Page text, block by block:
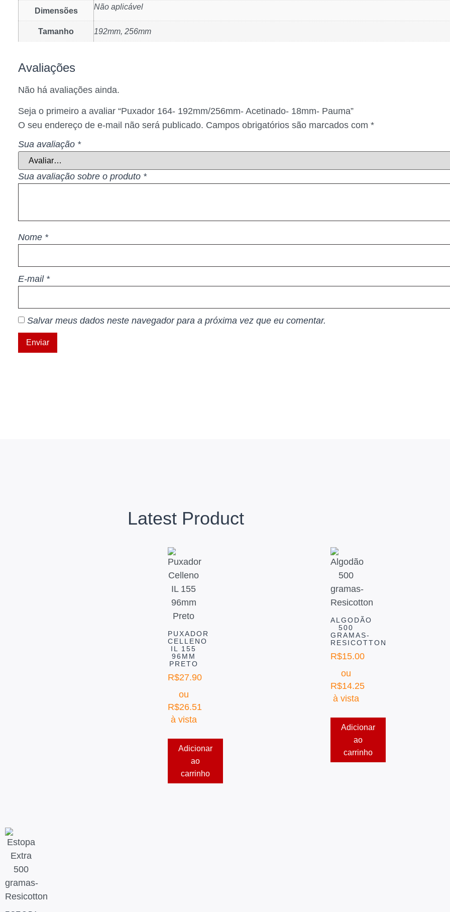
Dimensões Não aplicável
Tamanho 192mm, 256mm
Avaliações
Não há avaliações ainda.
Seja o primeiro a avaliar “Puxador 164- 192mm/256mm- Acetinado- 18mm- Pauma”
O seu endereço de e-mail não será publicado. Campos obrigatórios são marcados com *
Sua avaliação *
Sua avaliação sobre o produto *
Nome *
E-mail *
Salvar meus dados neste navegador para a próxima vez que eu comentar.
Latest Product
PUXADOR
CELLENO
IL 155
96MM
PRETO
R$27.90
ou
R$26.51
à vista
Adicionar
ao
carrinho
ALGODÃO
500
GRAMAS-
RESICOTTON
R$15.00
ou
R$14.25
à vista
Adicionar
ao
carrinho